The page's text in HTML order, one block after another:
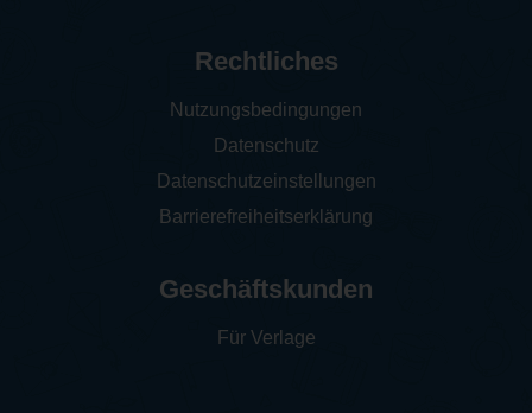
Rechtliches
Nutzungsbedingungen
Datenschutz
Datenschutzeinstellungen
Barrierefreiheitserklärung
Geschäftskunden
Für Verlage